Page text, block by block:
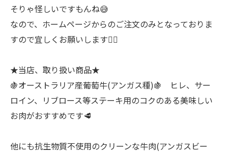
そりゃ怪しいですもんね😅
なので、ホームページからのご注文のみとなっておりま
すので宜しくお願いします🙇‍♂
★当店、取り扱い商品★
🍇オーストラリア産葡萄牛(アンガス種)🍇 ヒレ、サー
ロイン、リブロース等ステーキ用のコクのある美味しい
お肉がおすすめです🥩
他にも抗生物質不使用のクリーンな牛肉(アンガスビー